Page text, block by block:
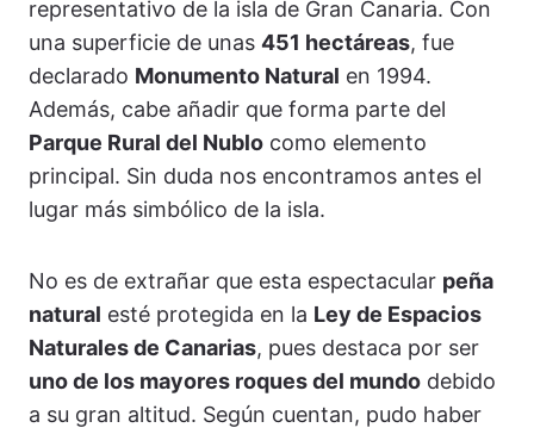
representativo de la isla de Gran Canaria. Con
una superficie de unas 451 hectáreas, fue
declarado Monumento Natural en 1994.
Además, cabe añadir que forma parte del
Parque Rural del Nublo como elemento
principal. Sin duda nos encontramos antes el
lugar más simbólico de la isla.
No es de extrañar que esta espectacular peña
natural esté protegida en la Ley de Espacios
Naturales de Canarias, pues destaca por ser
uno de los mayores roques del mundo debido
a su gran altitud. Según cuentan, pudo haber